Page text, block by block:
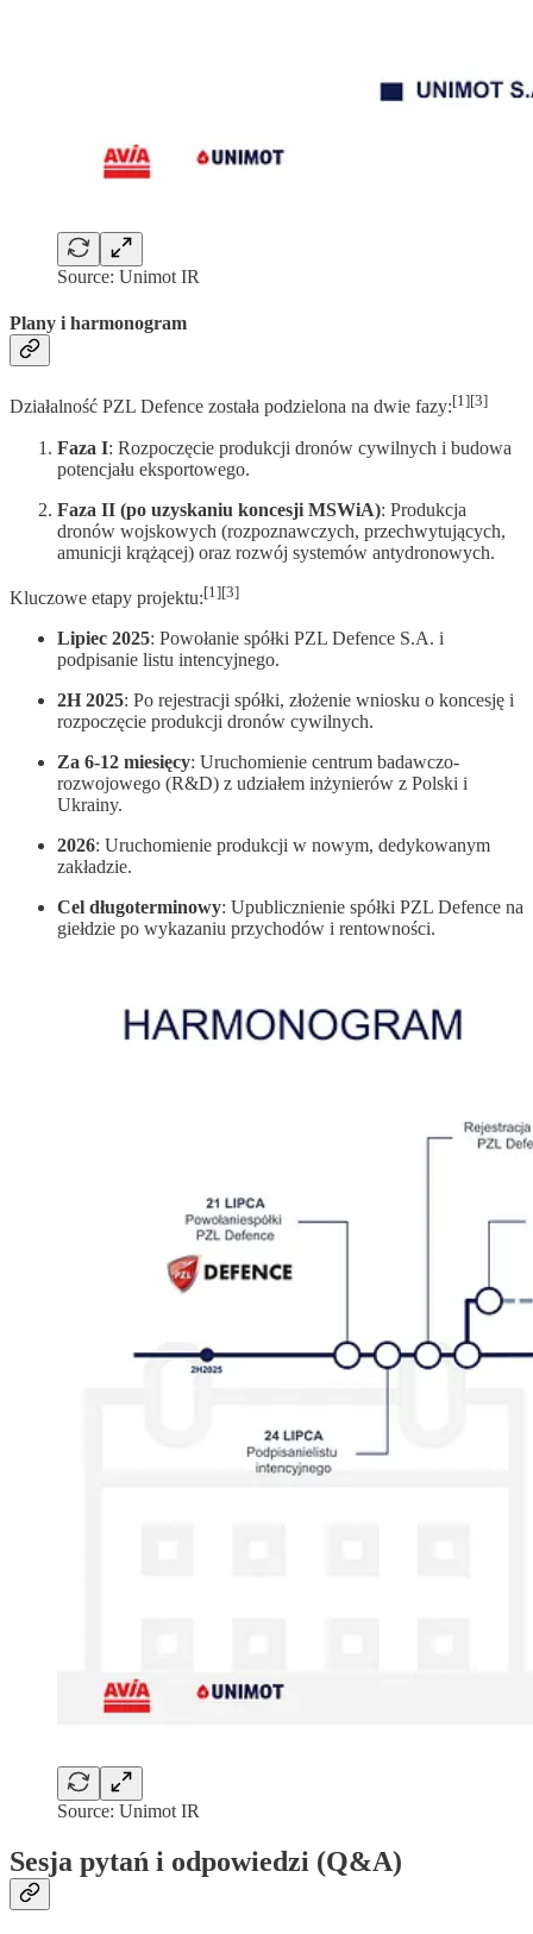
Source: Unimot IR
Plany i harmonogram
Działalność PZL Defence została podzielona na dwie fazy:[1][3]
Faza I: Rozpoczęcie produkcji dronów cywilnych i budowa
potencjału eksportowego.
Faza II (po uzyskaniu koncesji MSWiA): Produkcja
dronów wojskowych (rozpoznawczych, przechwytujących,
amunicji krążącej) oraz rozwój systemów antydronowych.
Kluczowe etapy projektu:[1][3]
Lipiec 2025: Powołanie spółki PZL Defence S.A. i
podpisanie listu intencyjnego.
2H 2025: Po rejestracji spółki, złożenie wniosku o koncesję i
rozpoczęcie produkcji dronów cywilnych.
Za 6-12 miesięcy: Uruchomienie centrum badawczo-
rozwojowego (R&D) z udziałem inżynierów z Polski i
Ukrainy.
2026: Uruchomienie produkcji w nowym, dedykowanym
zakładzie.
Cel długoterminowy: Upublicznienie spółki PZL Defence na
giełdzie po wykazaniu przychodów i rentowności.
Source: Unimot IR
Sesja pytań i odpowiedzi (Q&A)